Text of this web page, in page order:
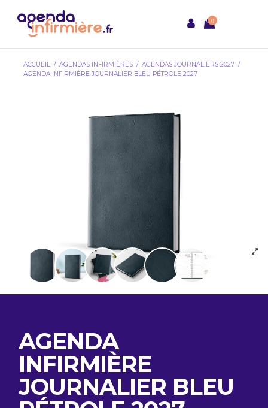
0
ACCUEIL AGENDAS INFIRMIÈRES
AGENDAS JOURNALIERS 2027
AGENDA INFIRMIÈRE JOURNALIER BLEU PÉTROLE 2027
AGENDA
INFIRMIÈRE
JOURNALIER BLEU